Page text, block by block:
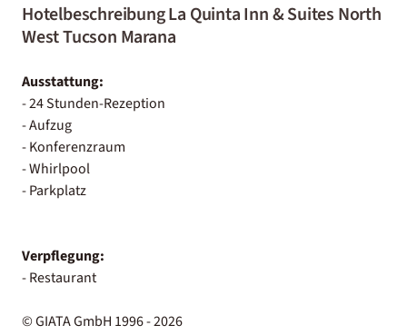
Hotelbeschreibung La Quinta Inn & Suites North
West Tucson Marana
Ausstattung:
- 24 Stunden-Rezeption
- Aufzug
- Konferenzraum
- Whirlpool
- Parkplatz
Verpflegung:
- Restaurant
© GIATA GmbH 1996 - 2026